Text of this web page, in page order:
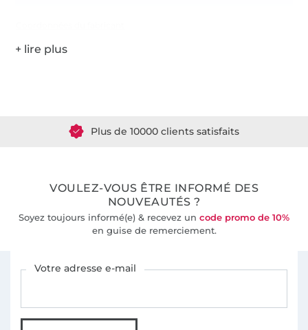
Plus de 10000 clients satisfaits
VOULEZ-VOUS ÊTRE INFORMÉ DES
NOUVEAUTÉS ?
Soyez toujours informé(e) & recevez un code promo de 10%
en guise de remerciement.
Votre adresse e-mail